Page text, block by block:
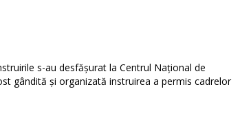
s-au desfășurat la Centrul Național de
gândită și organizată instruirea a permis cadrelor